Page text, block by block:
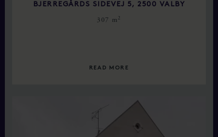
BJERREGÅRDS SIDEVEJ 5, 2500 VALBY
307 m 2
READ MORE